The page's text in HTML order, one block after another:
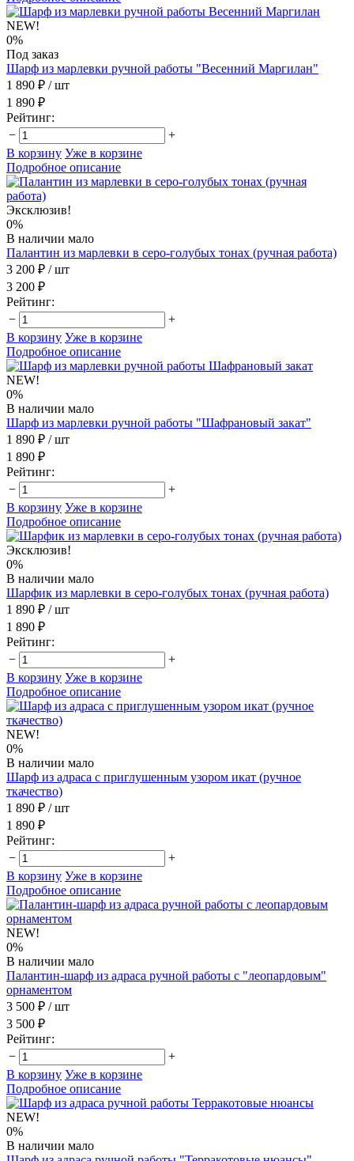
NEW!
0%
Под заказ
Шарф из марлевки ручной работы "Весенний Маргилан"
1 890 ₽ / шт
1 890 ₽
Рейтинг:
−
+
В корзину Уже в корзине
Подробное описание
Эксклюзив!
0%
В наличии мало
Палантин из марлевки в серо-голубых тонах (ручная работа)
3 200 ₽ / шт
3 200 ₽
Рейтинг:
−
+
В корзину Уже в корзине
Подробное описание
NEW!
0%
В наличии мало
Шарф из марлевки ручной работы "Шафрановый закат"
1 890 ₽ / шт
1 890 ₽
Рейтинг:
−
+
В корзину Уже в корзине
Подробное описание
Эксклюзив!
0%
В наличии мало
Шарфик из марлевки в серо-голубых тонах (ручная работа)
1 890 ₽ / шт
1 890 ₽
Рейтинг:
−
+
В корзину Уже в корзине
Подробное описание
NEW!
0%
В наличии мало
Шарф из адраса с приглушенным узором икат (ручное
ткачество)
1 890 ₽ / шт
1 890 ₽
Рейтинг:
−
+
В корзину Уже в корзине
Подробное описание
NEW!
0%
В наличии мало
Палантин-шарф из адраса ручной работы с "леопардовым"
орнаментом
3 500 ₽ / шт
3 500 ₽
Рейтинг:
−
+
В корзину Уже в корзине
Подробное описание
NEW!
0%
В наличии мало